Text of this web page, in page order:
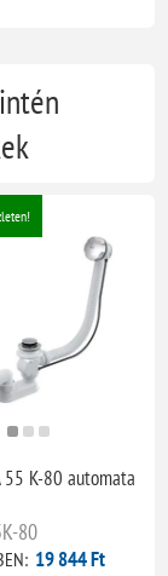
55 K-80 automata
80
19 844 Ft